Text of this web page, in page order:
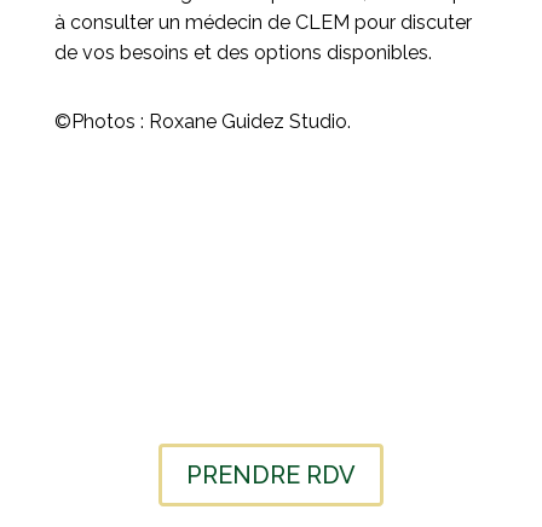
à consulter un médecin de CLEM pour discuter
de vos besoins et des options disponibles.
©Photos : Roxane Guidez Studio.
PRENDRE RDV